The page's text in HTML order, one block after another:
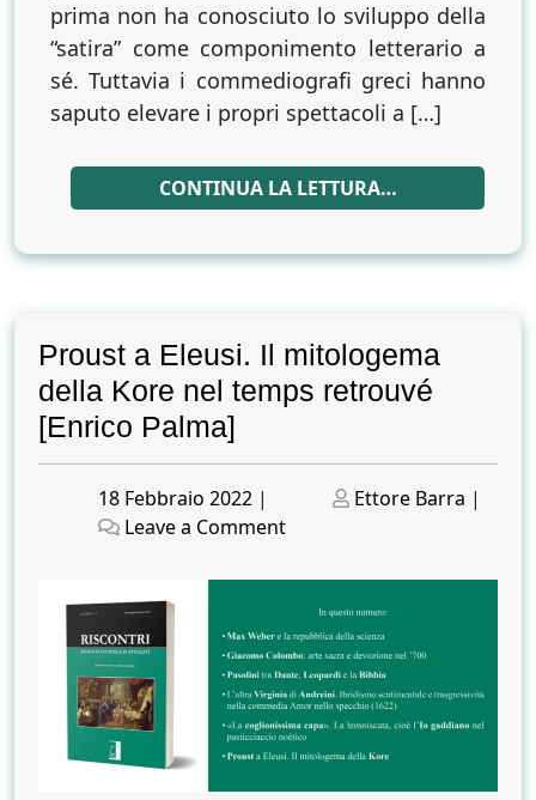
prima non ha conosciuto lo sviluppo della
“satira” come componimento letterario a
sé. Tuttavia i commediografi greci hanno
saputo elevare i propri spettacoli a […]
CONTINUA LA LETTURA…
Proust a Eleusi. Il mitologema
della Kore nel temps retrouvé
[Enrico Palma]
Posted
on
18 Febbraio 2022 |
Posted
Ettore Barra |
Leave a Commenton
a
Eleusi.
Il
mitologema
della
Kore
nel
temps